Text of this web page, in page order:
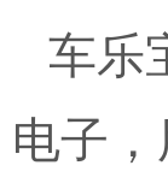
车乐
电子